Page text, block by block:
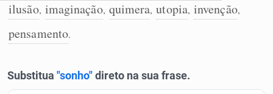
Resumir Texto
Detector de IA
ilusão, imaginação, quimera, utopia, invenção,
pensamento.